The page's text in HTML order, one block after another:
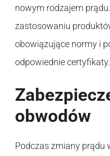
nowym rodzajem
zastosowaniu
obowiązujące normy i
odpowiednie certyfikaty.
obwodów
Podczas zmiany prądu